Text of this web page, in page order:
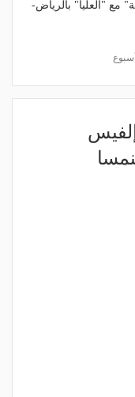
مع "العليا" بالرياض-